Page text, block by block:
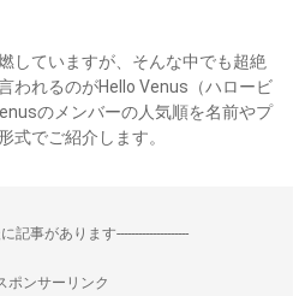
していますが、そんな中でも超絶
われるのがHello Venus（ハロービ
のメンバーの人気順を名前やプ
式でご紹介します。
記事があります--------------------
ポンサーリンク